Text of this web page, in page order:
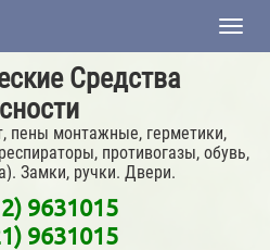
Средства
пены монтажные, герметики,
противогазы, обувь,
Замки, ручки. Двери.
9631015
9631015